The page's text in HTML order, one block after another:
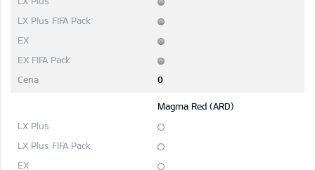
0
Magma Red (ARD)